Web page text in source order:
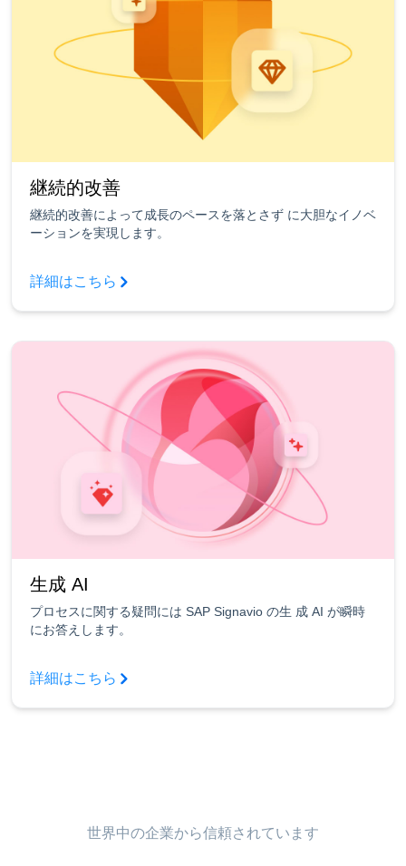
継続的改善
継続的改善によって成長のペースを落とさず に大胆なイノベ
ーションを実現します。
詳細はこちら
生成 AI
プロセスに関する疑問には SAP Signavio の生 成 AI が瞬時
にお答えします。
詳細はこちら
世界中の企業から信頼されています